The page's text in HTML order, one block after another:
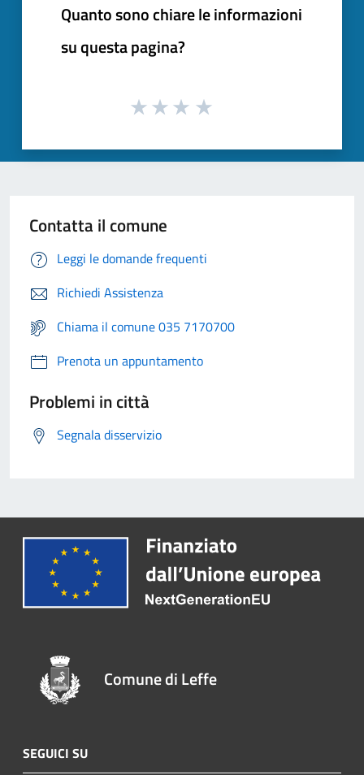
Quanto sono chiare le informazioni
su questa pagina?
Contatta il comune
Leggi le domande frequenti
Richiedi Assistenza
Chiama il comune 035 7170700
Prenota un appuntamento
Problemi in città
Segnala disservizio
Comune di Leffe
SEGUICI SU